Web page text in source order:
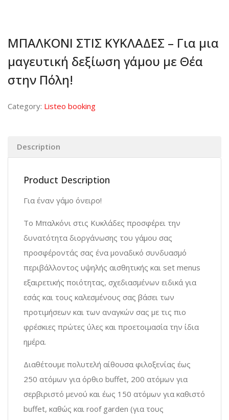
ΜΠΑΛΚΟΝΙ ΣΤΙΣ ΚΥΚΛΑΔΕΣ – Για μια
μαγευτική δεξίωση γάμου με Θέα
στην Πόλη!
Category: Listeo booking
Description
Product Description
Για έναν γάμο όνειρο!
To Μπαλκόνι στις Κυκλάδες προσφέρει την
δυνατότητα διοργάνωσης του γάμου σας
προσφέροντάς σας ένα μοναδικό συνδυασμό
περιβάλλοντος υψηλής αισθητικής και set menus
εξαιρετικής ποιότητας, σχεδιασμένων ειδικά για
εσάς και τους καλεσμένους σας βάσει των
προτιμήσεων και των αναγκών σας με τις πιο
φρέσκιες πρώτες ύλες και προετοιμασία την ίδια
ημέρα.
Διαθέτoυμε πολυτελή αίθουσα φιλοξενίας έως
250 ατόμων για όρθιο buffet, 200 ατόμων για
σερβιριστό μενού και έως 150 ατόμων για καθιστό
buffet, καθώς και roof garden (για τους